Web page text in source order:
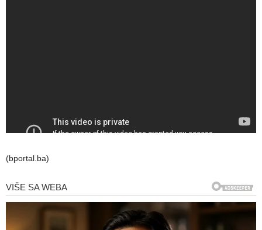
(bportal.ba)